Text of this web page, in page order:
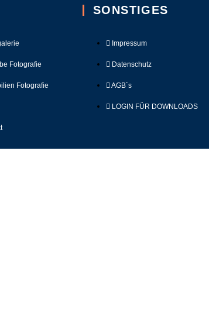
Fotografie
Fotografie
SONSTIGES
Impressum
Datenschutz
AGB´s
LOGIN FÜR DOWNLOADS